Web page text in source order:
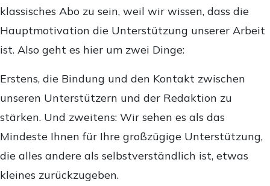
klassisches Abo zu sein, weil wir wissen, dass die
Hauptmotivation die Unterstützung unserer Arbeit
ist. Also geht es hier um zwei Dinge:
Erstens, die Bindung und den Kontakt zwischen
unseren Unterstützern und der Redaktion zu
stärken. Und zweitens: Wir sehen es als das
Mindeste Ihnen für Ihre großzügige Unterstützung,
die alles andere als selbstverständlich ist, etwas
kleines zurückzugeben.